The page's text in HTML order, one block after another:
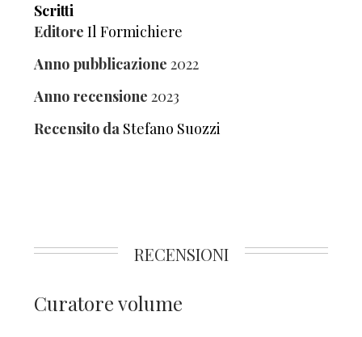
Scritti
Editore Il Formichiere
Anno pubblicazione 2022
Anno recensione 2023
Recensito da Stefano Suozzi
RECENSIONI
Curatore volume